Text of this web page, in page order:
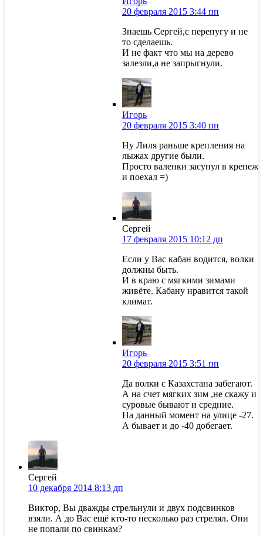
20 февраля 2015 3:44 пп
Знаешь Сергей,с перепугу и не
то сделаешь.
И не факт что мы на дерево
залезли,а не запрыгнули.
Игорь
20 февраля 2015 3:40 пп
Ну Лиля раньше крепления на
лыжах другие были.
Просто валенки засунул в крепеж
и поехал =)
Сергей
17 февраля 2015 10:12 дп
Если у Вас кабан водится, волки
должны быть.
И в краю с мягкими зимами
живёте. Кабану нравится такой
климат.
Игорь
20 февраля 2015 3:51 пп
Да волки с Казахстана забегают.
А на счет мягких зим ,не скажу и
суровые бывают и средние.
На данный момент на улице -27.
А бывает и до -40 добегает.
Сергей
10 декабря 2014 8:13 дп
Виктор, Вы дважды стрельнули и двух подсвинков
взяли. А до Вас ещё кто-то несколько раз стрелял. Они
не попали по свинкам?